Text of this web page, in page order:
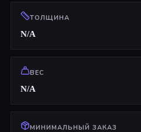
ТОЛЩИНА
N/A
ВЕС
N/A
МИНИМАЛЬНЫЙ ЗАКАЗ